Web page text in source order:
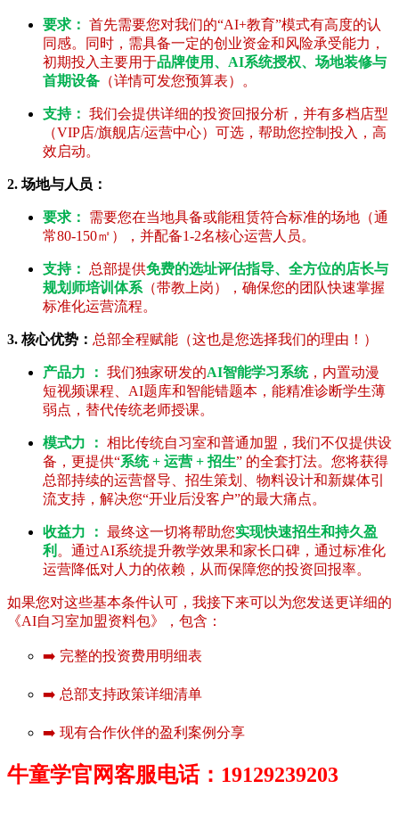
要求： 首先需要您对我们的“AI+教育”模式有高度的认
同感。同时，需具备一定的创业资金和风险承受能力，
初期投入主要用于品牌使用、AI系统授权、场地装修与
首期设备 （详情可发您预算表）。
支持： 我们会提供详细的投资回报分析，并有多档店型
（VIP店/旗舰店/运营中心）可选，帮助您控制投入，高
效启动。
2. 场地与人员：
要求：
需要您在当地具备或能租赁符合标准的场地（通
常80-150㎡），并配备1-2名核心运营人员。
支持： 总部提供免费的选址评估指导、全方位的店长与
规划师培训体系 （带教上岗），确保您的团队快速掌握
标准化运营流程。
3. 核心优势： 总部全程赋能（这也是您选择我们的理由！）
产品力 ： 我们独家研发的AI智能学习系统，内置动漫
短视频课程、AI题库和智能错题本，能精准诊断学生薄
弱点，替代传统老师授课。
模式力 ： 相比传统自习室和普通加盟，我们不仅提供设
备，更提供“系统 + 运营 + 招生” 的全套打法。您将获得
总部持续的运营督导、招生策划、物料设计和新媒体引
流支持，解决您“开业后没客户”的最大痛点。
收益力 ： 最终这一切将帮助您实现快速招生和持久盈
利 。通过AI系统提升教学效果和家长口碑，通过标准化
运营降低对人力的依赖，从而保障您的投资回报率。
如果您对这些基本条件认可，我接下来可以为您发送更详细的
《AI自习室加盟资料包》，包含：
➡️ 完整的投资费用明细表
➡️ 总部支持政策详细清单
➡️ 现有合作伙伴的盈利案例分享
牛童学官网客服电话：19129239203